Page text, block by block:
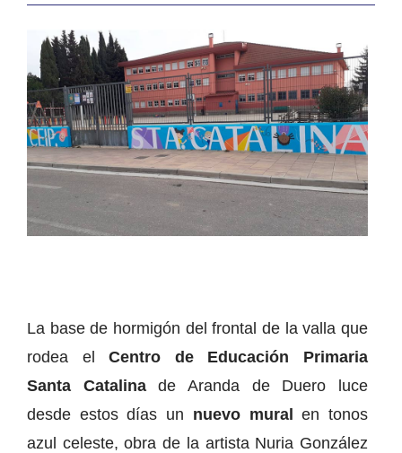
La base de hormigón del frontal de la valla que
rodea elCentro de Educación Primaria
Santa Catalinade Aranda de Duero luce
desde estos días un nuevo mural en tonos
azul celeste, obra de la artista Nuria González